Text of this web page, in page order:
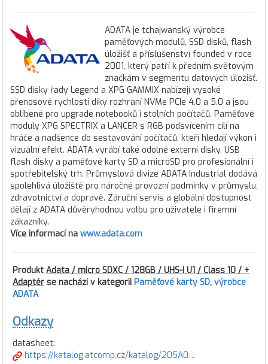
ADATA je tchajwanský výrobce
paměťových modulů, SSD disků, flash
úložišť a příslušenství founded v roce
2001, který patří k předním světovým
značkám v segmentu datových úložišť.
SSD disky řady Legend a XPG GAMMIX nabízejí vysoké
přenosové rychlosti díky rozhraní NVMe PCIe 4.0 a 5.0 a jsou
oblíbené pro upgrade notebooků i stolních počítačů. Paměťové
moduly XPG SPECTRIX a LANCER s RGB podsvícením cílí na
hráče a nadšence do sestavování počítačů, kteří hledají výkon i
vizuální efekt. ADATA vyrábí také odolné externí disky, USB
flash disky a paměťové karty SD a microSD pro profesionální i
spotřebitelský trh. Průmyslová divize ADATA Industrial dodává
spolehlivá úložiště pro náročné provozní podmínky v průmyslu,
zdravotnictví a dopravě. Záruční servis a globální dostupnost
dělají z ADATA důvěryhodnou volbu pro uživatele i firemní
zákazníky.
Více informací na www.adata.com
Produkt Adata / micro SDXC / 128GB / UHS-I U1 / Class 10 / +
Adaptér se nachází v kategorii Paměťové karty SD, výrobce
ADATA
Odkazy
datasheet:
https://katalog.atcomp.cz/katalog/205A0…